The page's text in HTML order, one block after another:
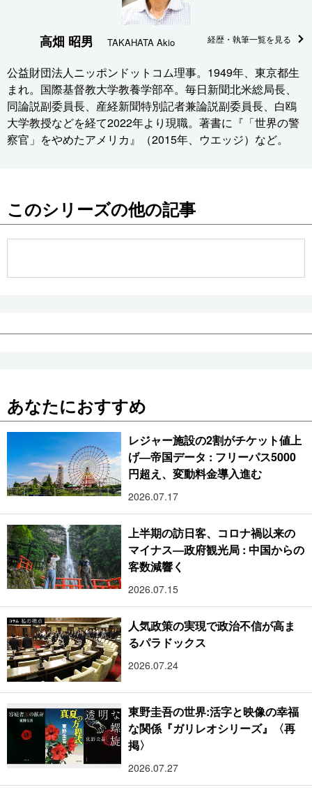
高畑 昭男 TAKAHATA Akio 経歴・執筆一覧を見る
公益財団法人ニッポンドットコム理事。1949年、東京都生
まれ。国際基督教大学教養学部卒。毎日新聞北米総局長、
同論説副委員長、産経新聞特別記者兼論説副委員長、白鴎
大学教授などを経て2022年より現職。著書に『「世界の警
察官」をやめたアメリカ』（2015年、ウエッジ）など。
このシリーズの他の記事
あなたにおすすめ
レジャー施設の2割がチケット値上
げ―帝国データ : フリーパス5000
円超え、変動料金導入進む
2026.07.17
上半期の訪日客、コロナ禍以来の
マイナス―政府観光局 : 中国からの
客数減響く
2026.07.15
人気政策の実現で政治不信が高ま
るパラドックス
2026.07.24
東野圭吾の世界:活字と映像の幸福
な関係『ガリレオシリーズ』〈再
掲〉
2026.07.27